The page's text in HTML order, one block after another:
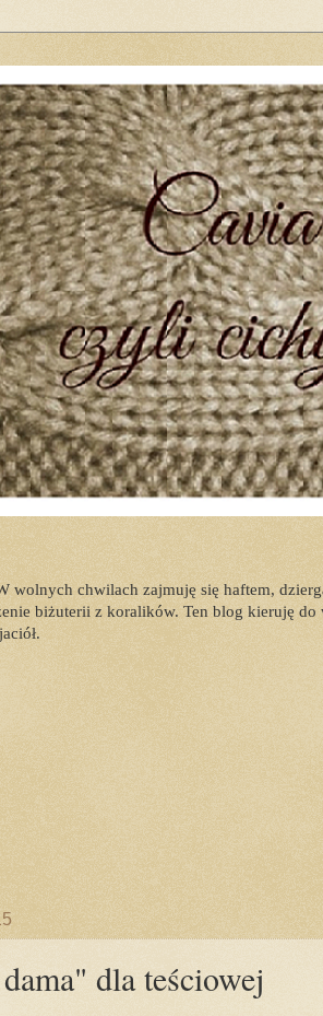
wolnych chwilach zajmuję się haftem,
biżuterii z koralików. Ten blog kieruję
dla teściowej